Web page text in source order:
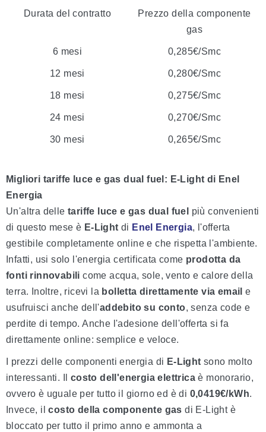
Durata del contratto
Prezzo della componente
gas
6 mesi 0,285€/Smc
12 mesi 0,280€/Smc
18 mesi 0,275€/Smc
24 mesi 0,270€/Smc
30 mesi 0,265€/Smc
Migliori tariffe luce e gas dual fuel: E-Light di Enel
Energia
Un'altra delle tariffe luce e gas dual fuel
più convenienti
di questo mese è E-Light di Enel Energia, l'offerta
gestibile completamente online e che rispetta l'ambiente.
Infatti, usi solo l'energia certificata come prodotta da
fonti rinnovabili come acqua, sole, vento e calore della
terra. Inoltre, ricevi la bolletta direttamente via email e
usufruisci anche dell'addebito su conto, senza code e
perdite di tempo. Anche l'adesione dell'offerta si fa
direttamente online: semplice e veloce.
I prezzi delle componenti energia di E-Light sono molto
interessanti. Il costo dell'energia elettrica è monorario,
ovvero è uguale per tutto il giorno ed è di 0,0419€/kWh.
Invece, ilcosto della componente gas di E-Light è
bloccato per tutto il primo anno e ammonta a